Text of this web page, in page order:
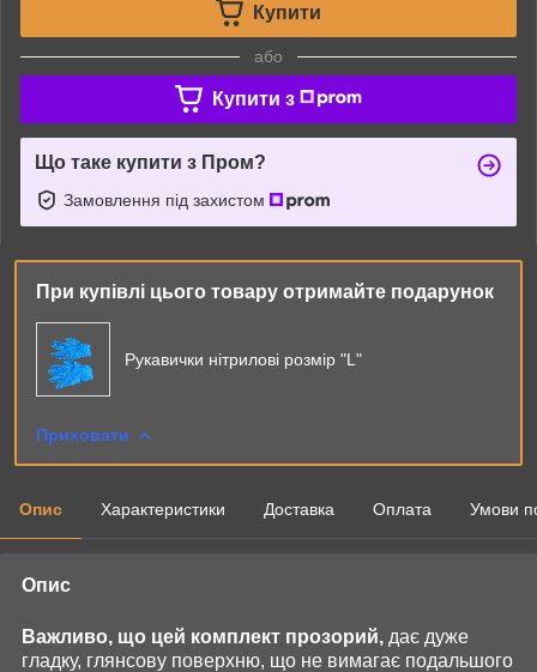
Купити
або
Купити з
Що таке купити з Пром?
Замовлення під захистом
При купівлі цього товару отримайте подарунок
Рукавички нітрилові розмір "L"
Приховати
Опис Характеристики Доставка Оплата Умови
Опис
Важливо, що цей комплект прозорий, дає дуже
гладку, глянсову поверхню, що не вимагає подальшого